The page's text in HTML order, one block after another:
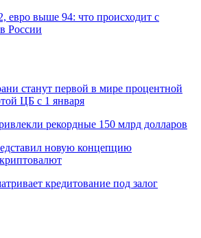
евро выше 94: что происходит с
России
станут первой в мире процентной
ЦБ с 1 января
рекордные 150 млрд долларов
новую концепцию
кредитование под залог